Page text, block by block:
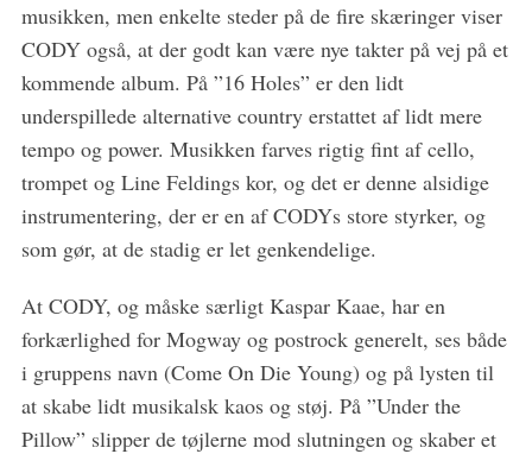
musikken, men enkelte steder på de fire skæringer viser
CODY også, at der godt kan være nye takter på vej på et
kommende album. På ”16 Holes” er den lidt
underspillede alternative country erstattet af lidt mere
tempo og power. Musikken farves rigtig fint af cello,
trompet og Line Feldings kor, og det er denne alsidige
instrumentering, der er en af CODYs store styrker, og
som gør, at de stadig er let genkendelige.
At CODY, og måske særligt Kaspar Kaae, har en
forkærlighed for Mogway og postrock generelt, ses både
i gruppens navn (Come On Die Young) og på lysten til
at skabe lidt musikalsk kaos og støj. På ”Under the
Pillow” slipper de tøjlerne mod slutningen og skaber et